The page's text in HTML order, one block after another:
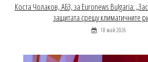
Коста Чолаков, АБЗ, за Euronews Bulgaria:
защитата срещу климатичните
18 май 2026